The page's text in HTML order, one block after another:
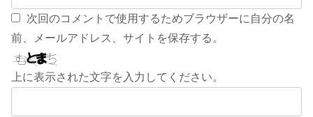
次回のコメントで使用するためブラウザーに自分の名
前、メールアドレス、サイトを保存する。
上に表示された文字を入力してください。